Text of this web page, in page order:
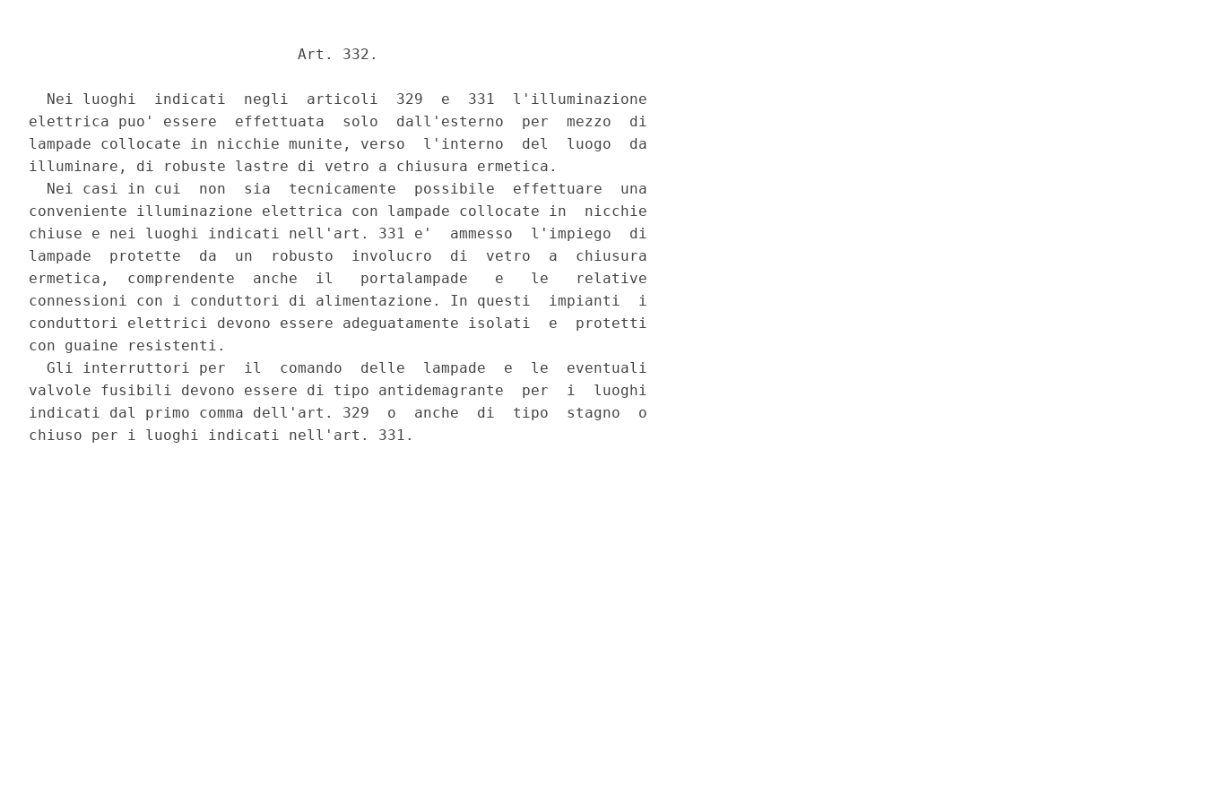
                              Art. 332.
  Nei luoghi  indicati  negli  articoli  329  e  331  l'illuminazione
elettrica puo' essere  effettuata  solo  dall'esterno  per  mezzo  di
lampade collocate in nicchie munite, verso  l'interno  del  luogo  da
illuminare, di robuste lastre di vetro a chiusura ermetica.
  Nei casi in cui  non  sia  tecnicamente  possibile  effettuare  una
conveniente illuminazione elettrica con lampade collocate in  nicchie
chiuse e nei luoghi indicati nell'art. 331 e'  ammesso  l'impiego  di
lampade  protette  da  un  robusto  involucro  di  vetro  a  chiusura
ermetica,  comprendente  anche  il   portalampade   e   le   relative
connessioni con i conduttori di alimentazione. In questi  impianti  i
conduttori elettrici devono essere adeguatamente isolati  e  protetti
con guaine resistenti.
  Gli interruttori per  il  comando  delle  lampade  e  le  eventuali
valvole fusibili devono essere di tipo antidemagrante  per  i  luoghi
indicati dal primo comma dell'art. 329  o  anche  di  tipo  stagno  o